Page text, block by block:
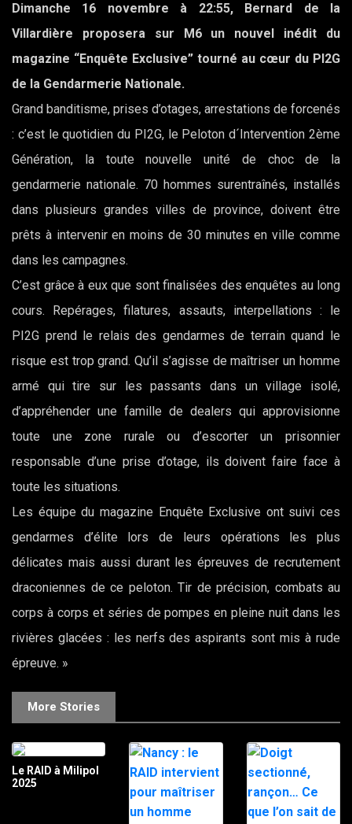
Dimanche 16 novembre à 22:55, Bernard de la
Villardière proposera sur M6 un nouvel inédit du
magazine “Enquête Exclusive” tourné au cœur du PI2G
de la Gendarmerie Nationale.
Grand banditisme, prises d’otages, arrestations de forcenés
: c’est le quotidien du PI2G, le Peloton d´Intervention 2ème
Génération, la toute nouvelle unité de choc de la
gendarmerie nationale. 70 hommes surentraînés, installés
dans plusieurs grandes villes de province, doivent être
prêts à intervenir en moins de 30 minutes en ville comme
dans les campagnes.
C’est grâce à eux que sont finalisées des enquêtes au long
cours. Repérages, filatures, assauts, interpellations : le
PI2G prend le relais des gendarmes de terrain quand le
risque est trop grand. Qu’il s’agisse de maîtriser un homme
armé qui tire sur les passants dans un village isolé,
d’appréhender une famille de dealers qui approvisionne
toute une zone rurale ou d’escorter un prisonnier
responsable d’une prise d’otage, ils doivent faire face à
toute les situations.
Les équipe du magazine Enquête Exclusive ont suivi ces
gendarmes d’élite lors de leurs opérations les plus
délicates mais aussi durant les épreuves de recrutement
draconiennes de ce peloton. Tir de précision, combats au
corps à corps et séries de pompes en pleine nuit dans les
rivières glacées : les nerfs des aspirants sont mis à rude
épreuve. »
More Stories
Le RAID à Milipol
2025